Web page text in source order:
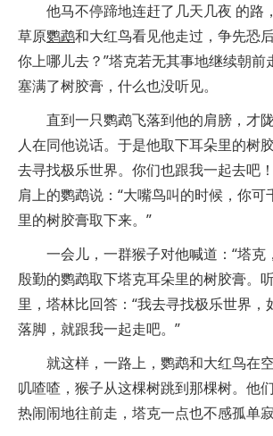
他马不停蹄地连赶了几天几夜 的路
草原鹦鹉和大红鸟看见他走过，争先恐
你上哪儿去？”塔克若无其事地继续朝前
塞满了树胶膏，什么也没听见。
直到一只鹦鹉飞落到他的肩膀，才
人在同他说话。于是他取下耳朵里的树
去寻找极乐世界。你们也跟我一起去吧
肩上的鹦鹉说：“大嘴鸟叫的时候，你可
里的树胶膏取下来。”
一会儿，一群猴子对他喊道：“塔克
殷勤的鹦鹉取下塔克耳朵里的树胶膏。
里，塔林比回答：“我去寻找极乐世界，
落脚，就跟我一起走吧。”
就这样，一路上，鹦鹉和大红鸟在
叽喳喳，猴子从这棵树跳到那棵树。他
热闹闹地往前走，塔克一点也不感孤单寂